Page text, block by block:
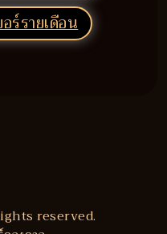
ร์รายเดือน
reserved.